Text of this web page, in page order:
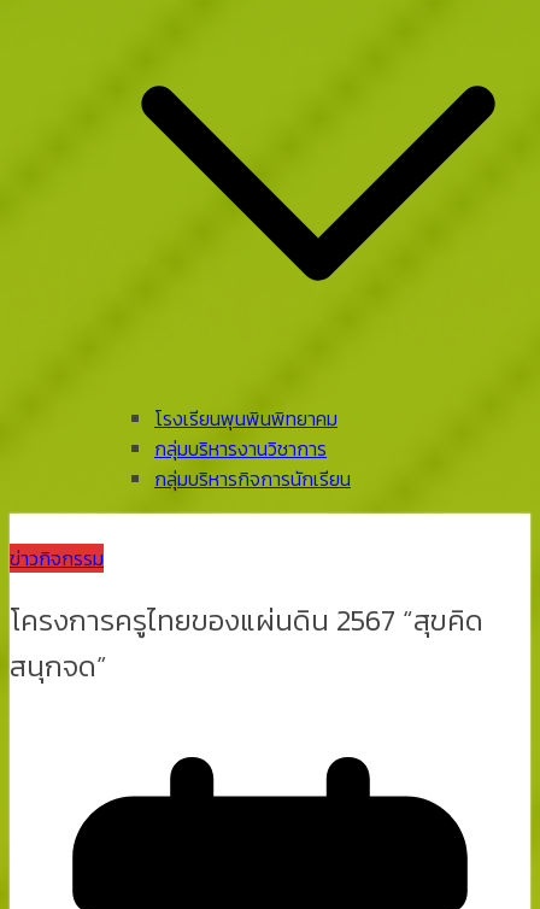
โรงเรียนพุนพินพิทยาคม
กลุ่มบริหารงานวิชาการ
กลุ่มบริหารกิจการนักเรียน
ข่าวกิจกรรม
โครงการครูไทยของแผ่นดิน 2567 “สุขคิด
สนุกจด”